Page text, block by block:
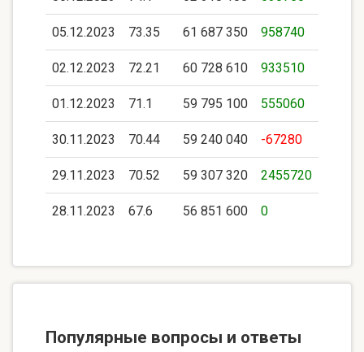
05.12.2023 73.35 61 687 350 958740
02.12.2023 72.21 60 728 610 933510
01.12.2023 71.1 59 795 100 555060
30.11.2023 70.44 59 240 040 -67280
29.11.2023 70.52 59 307 320 2455720
28.11.2023 67.6 56 851 600 0
Популярные вопросы и ответы